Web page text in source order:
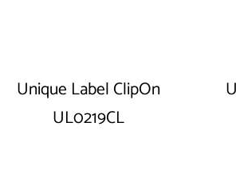
Unique Label ClipOn
UL0219CL